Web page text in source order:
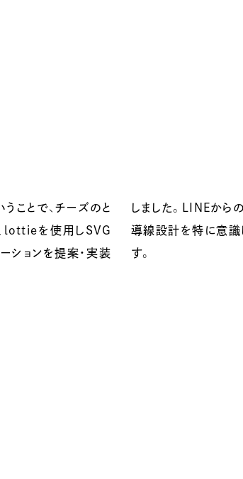
ことで、チーズのと
lottieを使用しSVG
ションを提案・実装
ーシステムなので、
り込みになっていま
す。